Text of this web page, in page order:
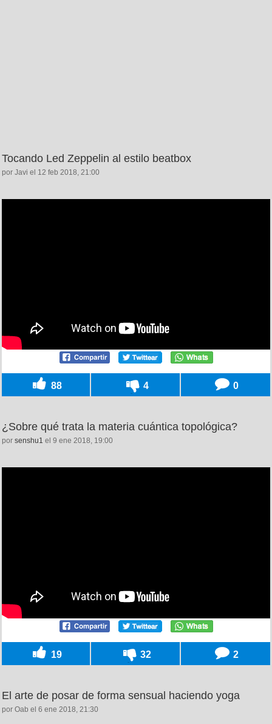
Tocando Led Zeppelin al estilo beatbox
por Javi el 12 feb 2018, 21:00
88 4 0
¿Sobre qué trata la materia cuántica topológica?
por senshu1 el 9 ene 2018, 19:00
19 32 2
El arte de posar de forma sensual haciendo yoga
por Oab el 6 ene 2018, 21:30